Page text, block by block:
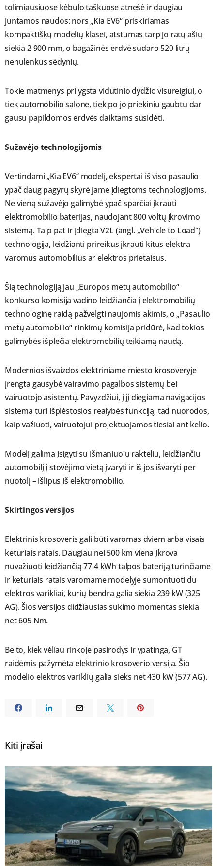
tolimiausiuose kėbulo taškuose atnešė ir daugiau
juntamos naudos: nors „Kia EV6“ priskiriamas
kompaktiškų modelių klasei, atstumas tarp jo ratų ašių
siekia 2 900 mm, o bagažinės erdvė sudaro 520 litrų
nenulenkus sėdynių.
Tokie matmenys prilygsta vidutinio dydžio visureigiui, o
tiek automobilio salone, tiek po jo priekiniu gaubtu dar
gausu papildomos erdvės daiktams susidėti.
Sužavėjo technologijomis
Vertindami „Kia EV6“ modelį, ekspertai iš viso pasaulio
ypač daug pagyrų skyrė jame įdiegtoms technologijoms.
Ne vieną sužavėjo galimybė ypač sparčiai įkrauti
elektromobilio baterijas, naudojant 800 voltų įkrovimo
sistemą. Taip pat ir įdiegta V2L (angl. „Vehicle to Load“)
technologija, leidžianti prireikus įkrauti kitus elektra
varomus automobilius ar elektros prietaisus.
Šią technologiją jau „Europos metų automobilio“
konkurso komisija vadino leidžiančia į elektromobilių
technologinę raidą pažvelgti naujomis akimis, o „Pasaulio
metų automobilio“ rinkimų komisija pridūrė, kad tokios
galimybės išplečia elektromobilių teikiamą naudą.
Modernios išvaizdos elektriniame miesto krosoveryje
įrengta gausybė vairavimo pagalbos sistemų bei
vairuotojo asistentų. Pavyzdžiui, į jį diegiama navigacijos
sistema turi išplėstosios realybės funkciją, tad nuorodos,
kaip važiuoti, vairuotojui projektuojamos tiesiai ant kelio.
Modelį galima įsigyti su išmaniuoju rakteliu, leidžiančiu
automobilį į stovėjimo vietą įvaryti ir iš jos išvaryti per
nuotolį – išlipus iš elektromobilio.
Skirtingos versijos
Elektrinis krosoveris gali būti varomas dviem arba visais
keturiais ratais. Daugiau nei 500 km viena įkrova
nuvažiuoti leidžiančią 77,4 kWh talpos bateriją turinčiame
ir keturiais ratais varomame modelyje sumontuoti du
elektros varikliai, kurių bendra galia siekia 239 kW (325
AG). Šios versijos didžiausias sukimo momentas siekia
net 605 Nm.
Be to, kiek vėliau rinkoje pasirodys ir ypatinga, GT
raidėmis pažymėta elektrinio krosoverio versija. Šio
modelio elektros variklių galia sieks net 430 kW (577 AG).
Kiti įrašai